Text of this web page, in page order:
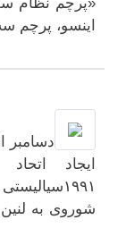
اینسو، پرچم
شوروی به